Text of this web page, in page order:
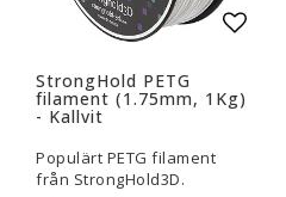
StrongHold PETG
filament (1.75mm, 1Kg)
- Kallvit
Populärt PETG filament
från StrongHold3D.